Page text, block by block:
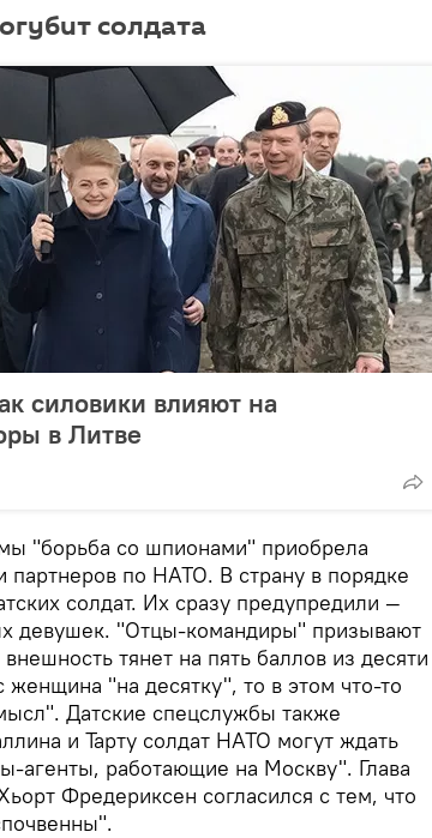
солдата
силовики влияют на
в Литве
"борьба со шпионами" приобрела
по НАТО. В страну в порядке
солдат. Их сразу предупредили —
девушек. "Отцы-командиры" призывают
тянет на пять баллов из десяти
женщина "на десятку", то в этом что-то
Датские спецслужбы также
и Тарту солдат НАТО могут ждать
агенты, работающие на Москву". Глава
Фредериксен согласился с тем, что